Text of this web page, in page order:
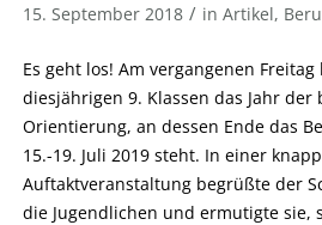
15. September 2018 / in Artikel,
Es geht los! Am vergangenen
diesjährigen 9. Klassen das Jahr der
Orientierung, an dessen Ende das
15.-19. Juli 2019 steht. In einer
Auftaktveranstaltung begrüßte der
die Jugendlichen und ermutigte sie,